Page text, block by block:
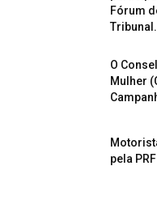
Fórum
O
Mulher
pela